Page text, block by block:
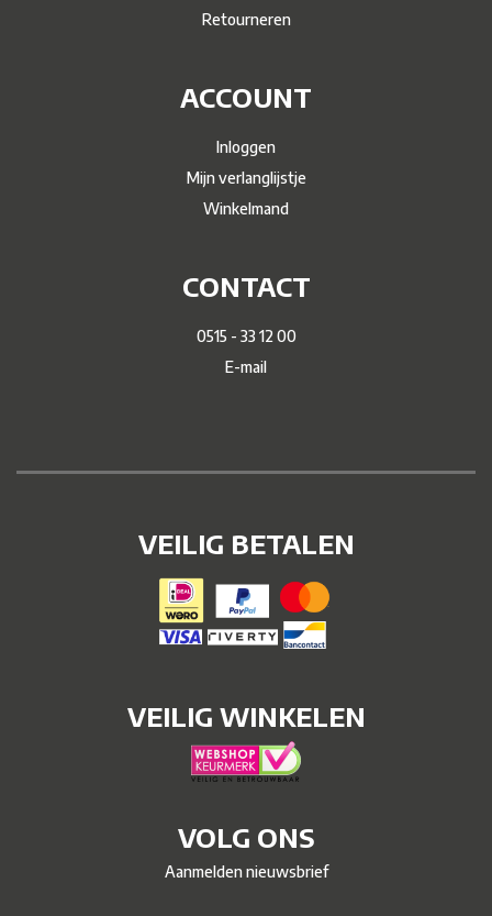
Retourneren
ACCOUNT
Inloggen
Mijn verlanglijstje
Winkelmand
CONTACT
0515 - 33 12 00
E-mail
VEILIG BETALEN
VEILIG WINKELEN
VOLG ONS
Aanmelden nieuwsbrief